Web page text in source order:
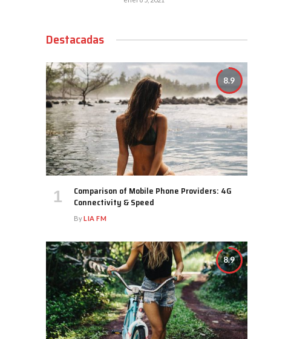
Destacadas
8.9
Comparison of Mobile Phone Providers: 4G
Connectivity & Speed
ByLIA FM
8.9